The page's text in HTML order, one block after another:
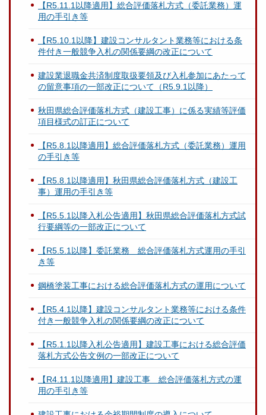
【R5.11.1以降適用】総合評価落札方式（委託業務）運
用の手引き等
【R5.10.1以降】建設コンサルタント業務等における条
件付き一般競争入札の関係要綱の改正について
建設業退職金共済制度取扱要領及び入札参加にあたって
の留意事項の一部改正について（R5.9.1以降）
秋田県総合評価落札方式（建設工事）に係る実績等評価
項目様式の訂正について
【R5.8.1以降適用】総合評価落札方式（委託業務）運用
の手引き等
【R5.8.1以降適用】秋田県総合評価落札方式（建設工
事）運用の手引き等
【R5.5.1以降入札公告適用】秋田県総合評価落札方式試
行要綱等の一部改正について
【R5.5.1以降】委託業務 総合評価落札方式運用の手引
き等
鋼橋塗装工事における総合評価落札方式の運用について
【R5.4.1以降】建設コンサルタント業務等における条件
付き一般競争入札の関係要綱の改正について
【R5.1.1以降入札公告適用】建設工事における総合評価
落札方式公告文例の一部改正について
【R4.11.1以降適用】建設工事 総合評価落札方式の運
用の手引き等